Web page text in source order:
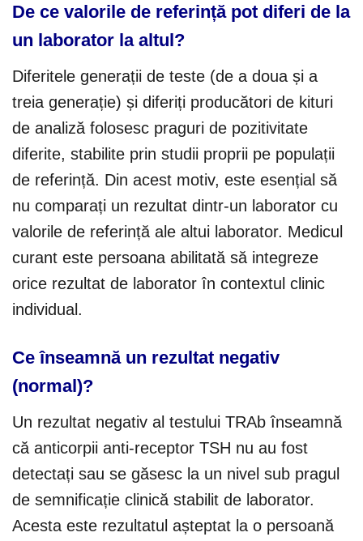
De ce valorile de referință pot diferi de la
un laborator la altul?
Diferitele generații de teste (de a doua și a
treia generație) și diferiți producători de kituri
de analiză folosesc praguri de pozitivitate
diferite, stabilite prin studii proprii pe populații
de referință. Din acest motiv, este esențial să
nu comparați un rezultat dintr-un laborator cu
valorile de referință ale altui laborator. Medicul
curant este persoana abilitată să integreze
orice rezultat de laborator în contextul clinic
individual.
Ce înseamnă un rezultat negativ
(normal)?
Un rezultat negativ al testului TRAb înseamnă
că anticorpii anti-receptor TSH nu au fost
detectați sau se găsesc la un nivel sub pragul
de semnificație clinică stabilit de laborator.
Acesta este rezultatul așteptat la o persoană